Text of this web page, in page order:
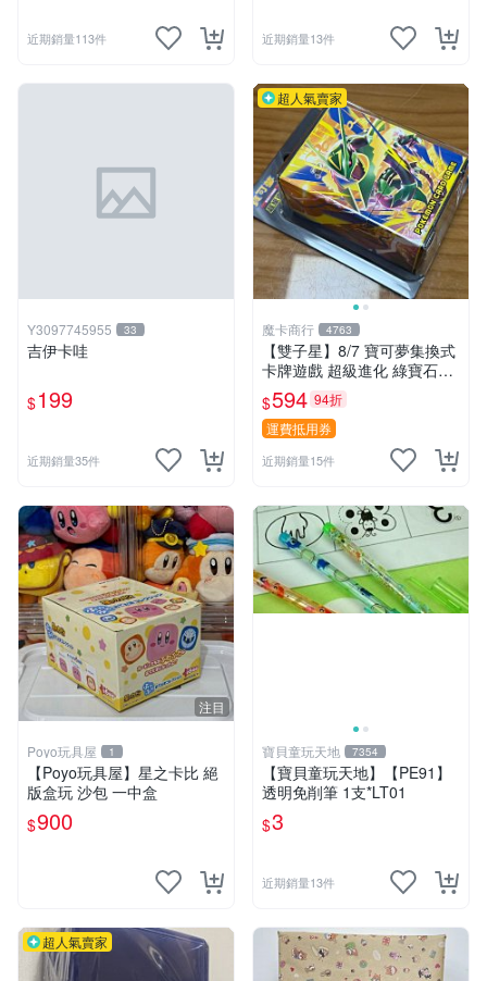
近期銷量113件 近期銷量13件
Y3097745955 33
吉伊卡哇
$199
近期銷量35件
超人氣賣家
魔卡商行 4763
【雙子星】8/7 寶可夢集換式
卡牌遊戲 超級進化 綠寶石風
暴 10包組合Plus
$594 94折
運費抵用券
近期銷量15件
注目
Poyo玩具屋 1
【Poyo玩具屋】星之卡比 絕
版盒玩 沙包 一中盒
$900
寶貝童玩天地 7354
【寶貝童玩天地】【PE91】
透明免削筆 1支*LT01
$3
近期銷量13件
超人氣賣家